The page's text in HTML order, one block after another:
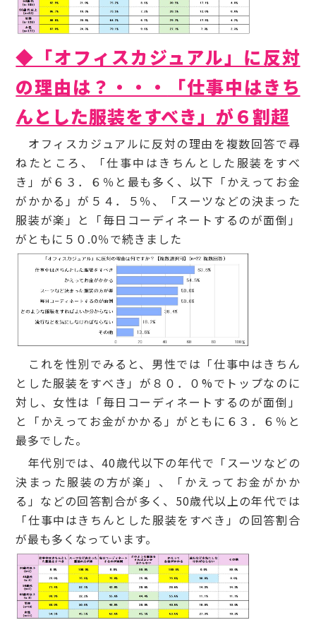
◆「オフィスカジュアル」に反対
の理由は？・・・
「仕事中はきち
んとした服装をすべき」が６割超
オフィスカジュアルに反対の理由を複数回答で尋
ねたところ、「仕事中はきちんとした服装をすべ
き」が６３．６％と最も多く、以下「かえってお金
がかかる」が５４．５％、「スーツなどの決まった
服装が楽」と「毎日コーディネートするのが面倒」
がともに５０.0％で続きました
これを性別でみると、男性では「仕事中はきちん
とした服装をすべき」が８０．０%でトップなのに
対し、女性は「毎日コーディネートするのが面倒」
と「かえってお金がかかる」がともに６３．６％と
最多でした。
年代別では、40歳代以下の年代で「スーツなどの
決まった服装の方が楽」、「かえってお金がかか
る」などの回答割合が多く、50歳代以上の年代では
「仕事中はきちんとした服装をすべき」の回答割合
が最も多くなっています。